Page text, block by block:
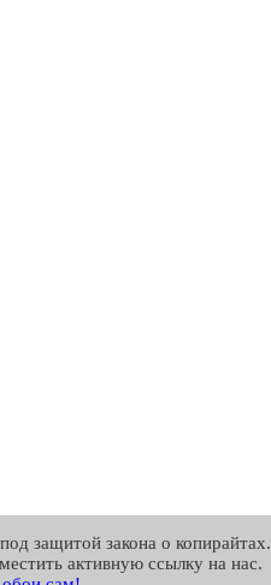
защитой закона о копирайтах.
активную ссылку на нас.